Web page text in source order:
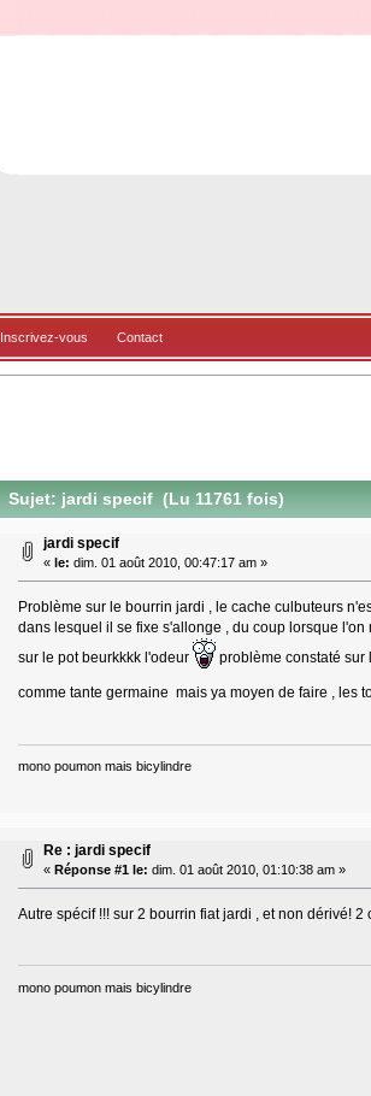
Inscrivez-vous Contact
Sujet: jardi specif (Lu 11761 fois)
jardi specif
« le: dim. 01 août 2010, 00:47:17 am »
Problème sur le bourrin jardi , le cache culbuteurs
dans lesquel il se fixe s'allonge , du coup lorsque
sur le pot beurkkkk l'odeur
problème constaté sur
comme tante germaine mais ya moyen de faire , les
mono poumon mais bicylindre
Re : jardi specif
« Réponse #1 le: dim. 01 août 2010, 01:10:38 am »
Autre spécif !!! sur 2 bourrin fiat jardi , et non dérivé!
mono poumon mais bicylindre